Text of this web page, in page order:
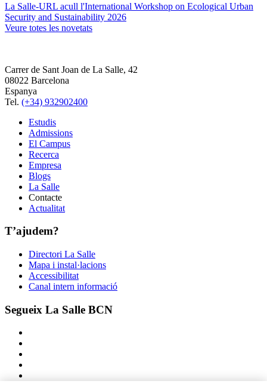
La Salle-URL acull l'International Workshop on Ecological Urban
Security and Sustainability 2026
Veure totes les novetats
Carrer de Sant Joan de La Salle, 42
08022 Barcelona
Espanya
Tel. (+34) 932902400
Estudis
Admissions
El Campus
Recerca
Empresa
Blogs
La Salle
Contacte
Actualitat
T’ajudem?
Directori La Salle
Mapa i instal·lacions
Accessibilitat
Canal intern informació
Segueix La Salle BCN